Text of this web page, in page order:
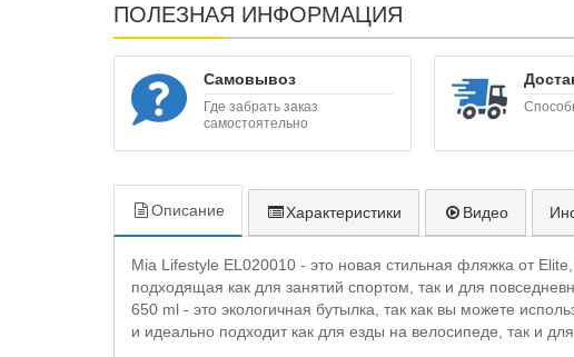
ПОЛЕЗНАЯ ИНФОРМАЦИЯ
Самовывоз
Где забрать заказ
самостоятельно
Описание Характеристики Видео
Mia Lifestyle EL020010 - это новая стильная фляжка от
подходящая как для занятий спортом, так и для
650 ml - это экологичная бутылка, так как вы можете
и идеально подходит как для езды на велосипеде, так и